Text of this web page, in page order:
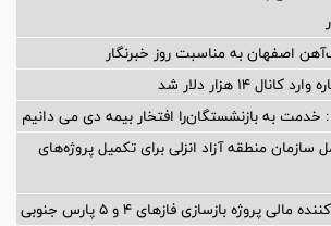
اصفهان به مناسبت روز خبرنگار
۱۴ هزار دلار شد
خدمت به بازنشستگان‌را افتخار بیمه دی می دانیم
سازمان منطقه آزاد انزلی برای تكمیل پروژه‌های
پروژه بازسازی فازهای ۴ و ۵ پارس جنوبی